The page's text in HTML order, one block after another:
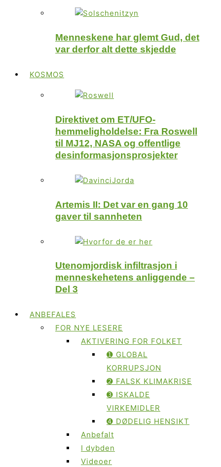
Menneskene har glemt Gud, det
var derfor alt dette skjedde
KOSMOS
Direktivet om ET/UFO-
hemmeligholdelse: Fra Roswell
til MJ12, NASA og offentlige
desinformasjonsprosjekter
Artemis II: Det var en gang 10
gaver til sannheten
Utenomjordisk infiltrasjon i
menneskehetens anliggende –
Del 3
ANBEFALES
FOR NYE LESERE
AKTIVERING FOR FOLKET
➊ GLOBAL
KORRUPSJON
➋ FALSK KLIMAKRISE
➌ ISKALDE
VIRKEMIDLER
➍ DØDELIG HENSIKT
Anbefalt
I dybden
Videoer